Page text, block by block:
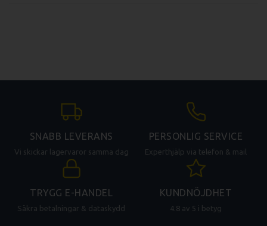
SNABB LEVERANS
Vi skickar lagervaror samma dag
PERSONLIG SERVICE
Experthjälp via telefon & mail
TRYGG E-HANDEL
Säkra betalningar & dataskydd
KUNDNÖJDHET
4.8 av 5 i betyg